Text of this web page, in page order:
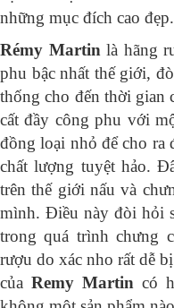
những mục đích cao đẹp.
Rémy Martin là hãng
phu bậc nhất thế giới,
thống cho đến thời gian
cất đầy công phu với
đồng loại nhỏ để cho ra
chất lượng tuyệt hảo.
trên thế giới nấu và
mình. Điều này đòi hỏi
trong quá trình chưng
rượu do xác nho rất dễ
củaRemy Martin có